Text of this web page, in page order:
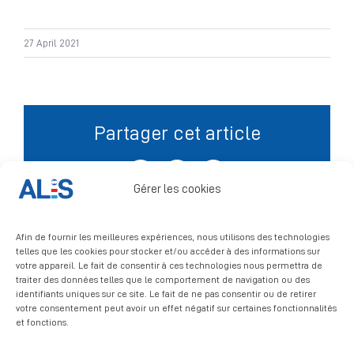
Gérer les cookies
Afin de fournir les meilleures expériences, nous utilisons des technologies
telles que les cookies pour stocker et/ou accéder à des informations sur
votre appareil. Le fait de consentir à ces technologies nous permettra de
traiter des données telles que le comportement de navigation ou des
identifiants uniques sur ce site. Le fait de ne pas consentir ou de retirer
votre consentement peut avoir un effet négatif sur certaines fonctionnalités
et fonctions.
Signalement
27 April 2021
Partager cet article